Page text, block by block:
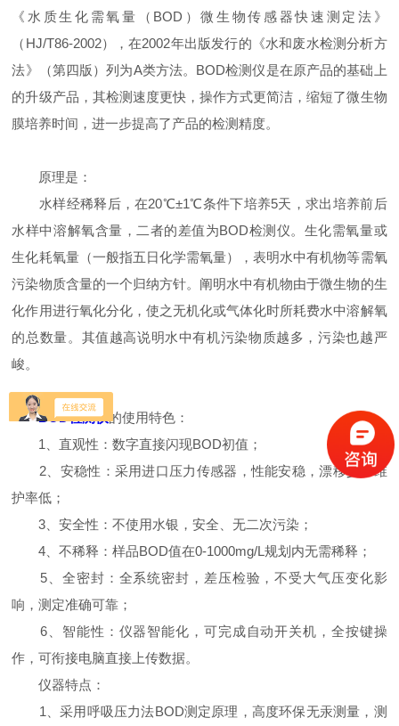
《水质生化需氧量（BOD）微生物传感器快速测定法》
（HJ/T86-2002），在2002年出版发行的《水和废水检测分析方
法》（第四版）列为A类方法。BOD检测仪是在原产品的基础上
的升级产品，其检测速度更快，操作方式更简洁，缩短了微生物
膜培养时间，进一步提高了产品的检测精度。
原理是：
水样经稀释后，在20℃±1℃条件下培养5天，求出培养前后
水样中溶解氧含量，二者的差值为BOD检测仪。生化需氧量或
生化耗氧量（一般指五日化学需氧量），表明水中有机物等需氧
污染物质含量的一个归纳方针。阐明水中有机物由于微生物的生
化作用进行氧化分化，使之无机化或气体化时所耗费水中溶解氧
的总数量。其值越高说明水中有机污染物质越多，污染也越严
峻。
BOD检测仪 的使用特色：
1、直观性：数字直接闪现BOD初值；
2、安稳性：采用进口压力传感器，性能安稳，漂移少，维
护率低；
3、安全性：不使用水银，安全、无二次污染；
4、不稀释：样品BOD值在0-1000mg/L规划内无需稀释；
5、全密封：全系统密封，差压检验，不受大气压变化影
响，测定准确可靠；
6、智能性：仪器智能化，可完成自动开关机，全按键操
作，可衔接电脑直接上传数据。
仪器特点：
1、采用呼吸压力法BOD测定原理，高度环保无汞测量，测